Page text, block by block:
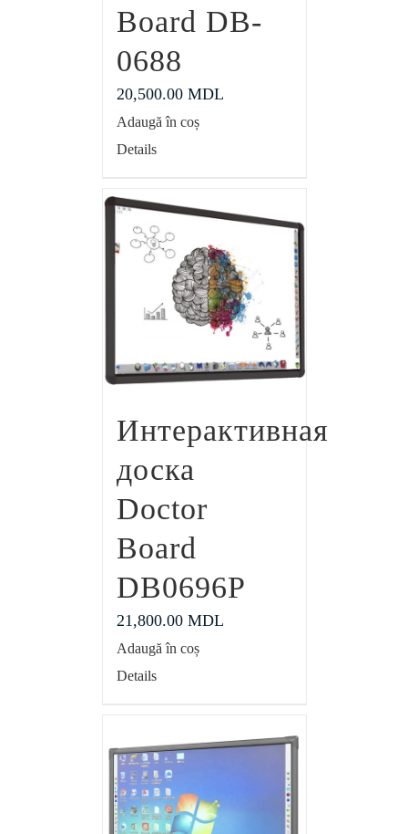
Board DB-
0688
20,500.00 MDL
Adaugă în coș
Details
Интерактивная
доска
Doctor
Board
DB0696P
21,800.00 MDL
Adaugă în coș
Details